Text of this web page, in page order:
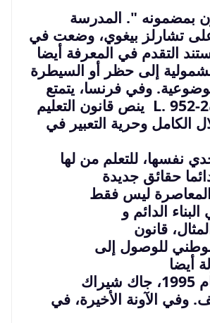
بمضمونه ". المدرسة
على تشارلز بيغوي، وضعت في
التقدم في المعرفة أيضا
إلى حظر أو السيطرة
وفي فرنسا، يتمتع
L. 952-2 ينص قانون التعليم
الكامل وحرية التعبير في
نفسها، للتعلم من لها
حقائق جديدة
المعاصرة ليس فقط
الدائم و
قانون
للوصول إلى
وفي الآونة الأخيرة، في